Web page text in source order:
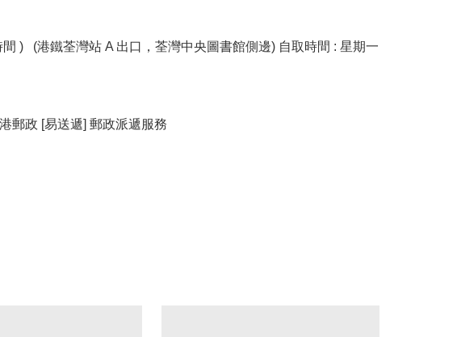
) (港鐵荃灣站 A 出口，荃灣中央圖書館側邊) 自取時間 : 星期一
郵政 [易送遞] 郵政派遞服務